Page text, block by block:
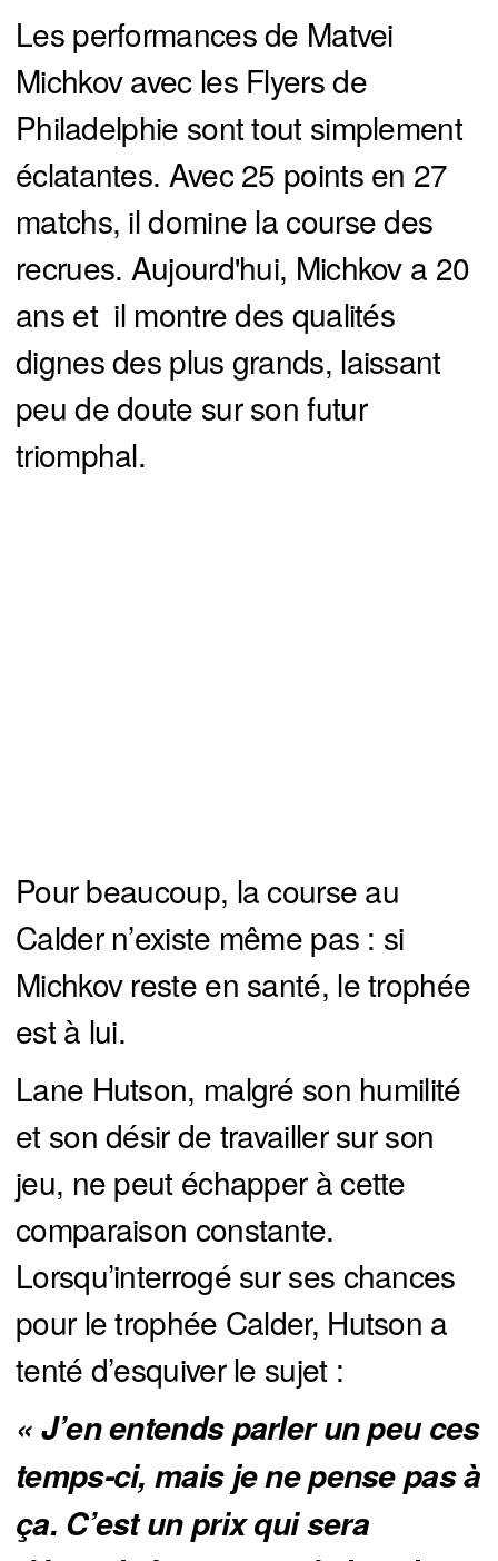
Les performances de Matvei
Michkov avec les Flyers de
Philadelphie sont tout simplement
éclatantes. Avec 25 points en 27
matchs, il domine la course des
recrues. Aujourd'hui, Michkov a 20
ans et il montre des qualités
dignes des plus grands, laissant
peu de doute sur son futur
triomphal.
Pour beaucoup, la course au
Calder n’existe même pas : si
Michkov reste en santé, le trophée
est à lui.
Lane Hutson, malgré son humilité
et son désir de travailler sur son
jeu, ne peut échapper à cette
comparaison constante.
Lorsqu’interrogé sur ses chances
pour le trophée Calder, Hutson a
tenté d’esquiver le sujet :
« J’en entends parler un peu ces
temps-ci, mais je ne pense pas à
ça. C’est un prix qui sera